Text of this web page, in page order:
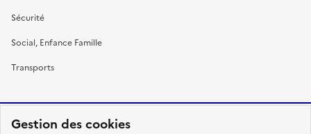
Gestion des cookies
Sécurité
Social, Enfance Famille
Transports